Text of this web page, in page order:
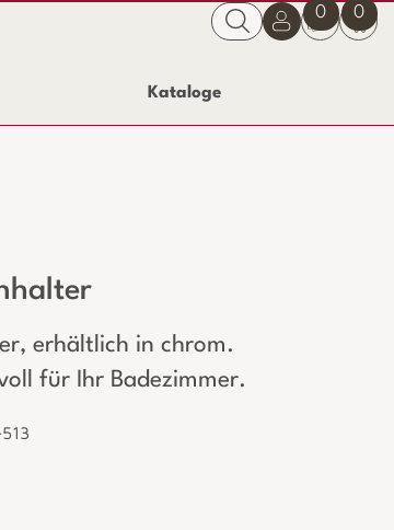
0 0
Kataloge
erhältlich in chrom.
für Ihr Badezimmer.